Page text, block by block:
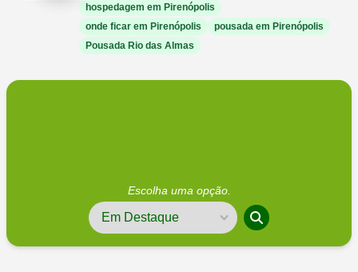
hospedagem em Pirenópolis
onde ficar em Pirenópolis
pousada em Pirenópolis
Pousada Rio das Almas
Escolha uma opção.